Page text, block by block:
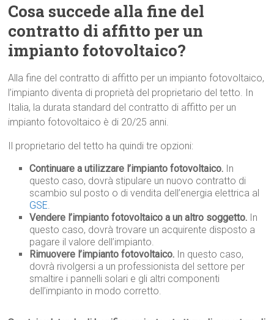
Cosa succede alla fine del
contratto di affitto per un
impianto fotovoltaico?
Alla fine del contratto di affitto per un impianto fotovoltaico,
l’impianto diventa di proprietà del proprietario del tetto. In
Italia, la durata standard del contratto di affitto per un
impianto fotovoltaico è di 20/25 anni.
Il proprietario del tetto ha quindi tre opzioni:
Continuare a utilizzare l’impianto fotovoltaico. In
questo caso, dovrà stipulare un nuovo contratto di
scambio sul posto o di vendita dell’energia elettrica al
GSE.
Vendere l’impianto fotovoltaico a un altro soggetto. In
questo caso, dovrà trovare un acquirente disposto a
pagare il valore dell’impianto.
Rimuovere l’impianto fotovoltaico. In questo caso,
dovrà rivolgersi a un professionista del settore per
smaltire i pannelli solari e gli altri componenti
dell’impianto in modo corretto.